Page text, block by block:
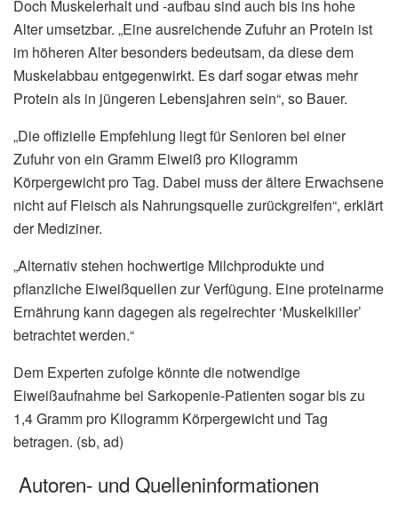
Doch Muskelerhalt und -aufbau sind auch bis ins hohe
Alter umsetzbar. „Eine ausreichende Zufuhr an Protein ist
im höheren Alter besonders bedeutsam, da diese dem
Muskelabbau entgegenwirkt. Es darf sogar etwas mehr
Protein als in jüngeren Lebensjahren sein“, so Bauer.
„Die offizielle Empfehlung liegt für Senioren bei einer
Zufuhr von ein Gramm Eiweiß pro Kilogramm
Körpergewicht pro Tag. Dabei muss der ältere Erwachsene
nicht auf Fleisch als Nahrungsquelle zurückgreifen“, erklärt
der Mediziner.
„Alternativ stehen hochwertige Milchprodukte und
pflanzliche Eiweißquellen zur Verfügung. Eine proteinarme
Ernährung kann dagegen als regelrechter ‘Muskelkiller’
betrachtet werden.“
Dem Experten zufolge könnte die notwendige
Eiweißaufnahme bei Sarkopenie-Patienten sogar bis zu
1,4 Gramm pro Kilogramm Körpergewicht und Tag
betragen. (sb, ad)
Autoren- und Quelleninformationen